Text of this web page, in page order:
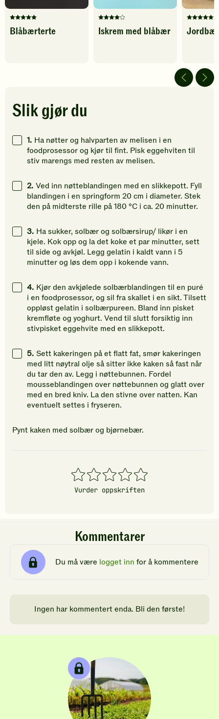
Denne
oppskriften
Klikk
for
gi
din
vurdering.
Blåbærterte
Denne
oppskriften
din
vurdering.
Iskrem med blåbær
Denne
av
5
Slik gjør du
1. Ha nøtter og halvparten av melisen i en
foodprosessor og kjør til fint. Pisk eggehviten til
stiv marengs med resten av melisen.
2. Ved inn nøtteblandingen med en slikkepott. Fyll
blandingen i en springform 20 cm i diameter. Stek
den på midterste rille på 180 °C i ca. 20 minutter.
3. Ha sukker, solbær og solbærsirup/ likør i en
kjele. Kok opp og la det koke et par minutter, sett
til side og avkjøl. Legg gelatin i kaldt vann i 5
minutter og løs dem opp i kokende vann.
4. Kjør den avkjølede solbærblandingen til en puré
i en foodprosessor, og sil fra skallet i en sikt. Tilsett
oppløst gelatin i solbærpureen. Bland inn pisket
kremfløte og yoghurt. Vend til slutt forsiktig inn
stivpisket eggehvite med en slikkepott.
5. Sett kakeringen på et flatt fat, smør kakeringen
med litt nøytral olje så sitter ikke kaken så fast når
du tar den av. Legg i nøttebunnen. Fordel
mousseblandingen over nøttebunnen og glatt over
med en bred kniv. La den stivne over natten. Kan
eventuelt settes i fryseren.
Pynt kaken med solbær og bjørnebær.
1
stjerner
2
stjerner
3
stjerner
4
stjerner
5
stjerner
Vurder oppskriften
Kommentarer
Du må være logget inn for å kommentere
Ingen har kommentert enda. Bli den første!